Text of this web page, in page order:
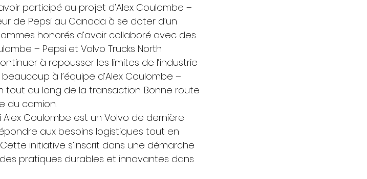
participé au projet d’Alex Coulombe –
de Pepsi au Canada à se doter d’un
honorés d’avoir collaboré avec des
– Pepsi et Volvo Trucks North
à repousser les limites de l’industrie
à l’équipe d’Alex Coulombe –
tout au long de la transaction. Bonne route
du camion.
Coulombe est un Volvo de dernière
aux besoins logistiques tout en
initiative s’inscrit dans une démarche
pratiques durables et innovantes dans